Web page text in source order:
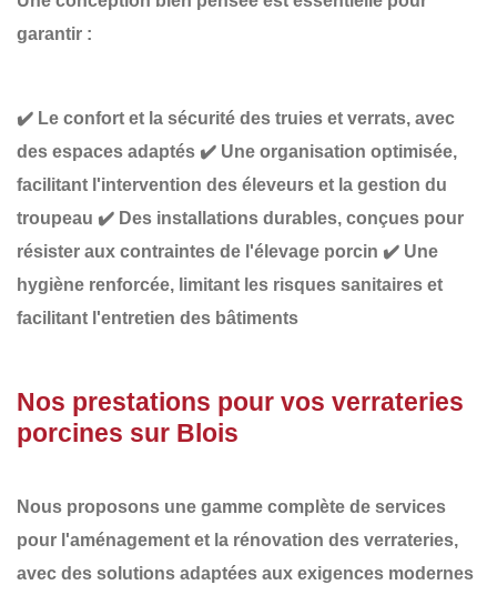
garantir :
✔️ Le confort et la sécurité des truies et verrats, avec
des espaces adaptés ✔️ Une organisation optimisée,
facilitant l'intervention des éleveurs et la gestion du
troupeau ✔️ Des installations durables, conçues pour
résister aux contraintes de l'élevage porcin ✔️ Une
hygiène renforcée, limitant les risques sanitaires et
facilitant l'entretien des bâtiments
Nos prestations pour vos verrateries
porcines sur Blois
Nous proposons une gamme complète de services
pour l'aménagement et la rénovation des verrateries,
avec des solutions adaptées aux exigences modernes